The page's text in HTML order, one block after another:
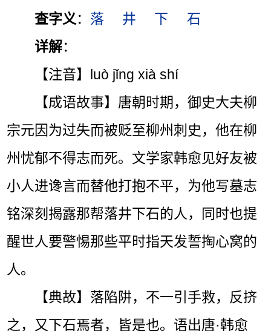
查字义 ： 落 井 下
石
详解：
【注音】luò jǐng xià shí
【成语故事】唐朝时期，御史大夫柳
宗元因为过失而被贬至柳州刺史，他在柳
州忧郁不得志而死。文学家韩愈见好友被
小人进谗言而替他打抱不平，为他写墓志
铭深刻揭露那帮落井下石的人，同时也提
醒世人要警惕那些平时指天发誓掏心窝的
人。
【典故】落陷阱，不一引手救，反挤
之，又下石焉者，皆是也。语出唐·韩愈